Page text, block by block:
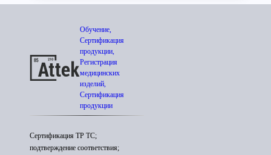
Обучение,
Сертификация
продукции,
Регистрация
медицинских
изделий,
Сертификация
продукции
Сертификация ТР ТС;
подтверждение соответствия;